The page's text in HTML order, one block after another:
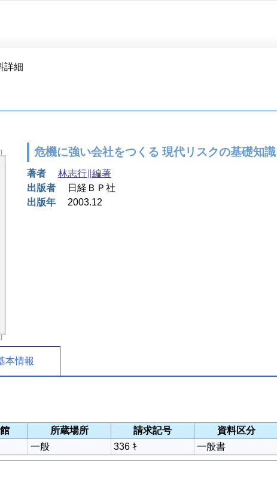
詳細
危機に強い会社をつくる 現代リスクの基礎知識
著者
林志行∥編著
出版者
日経ＢＰ社
出版年
2003.12
本情報
所蔵場所 請求記号 資料区分
一般 336 ｷ 一般書